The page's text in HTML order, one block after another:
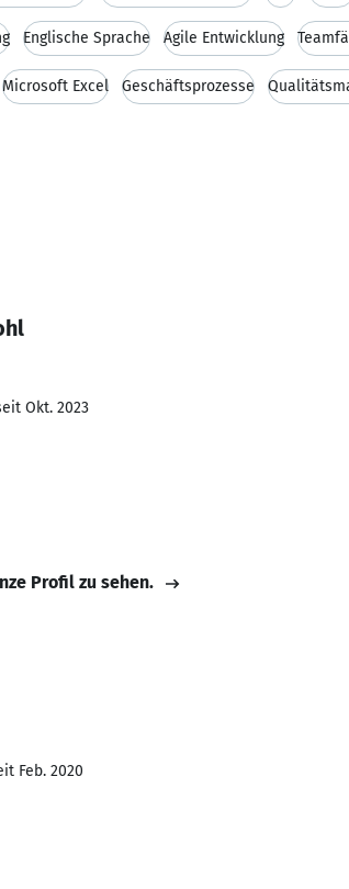
Englische Sprache Agile Entwicklung
Microsoft Excel Geschäftsprozesse
Okt. 2023
Profil zu sehen.
Feb. 2020